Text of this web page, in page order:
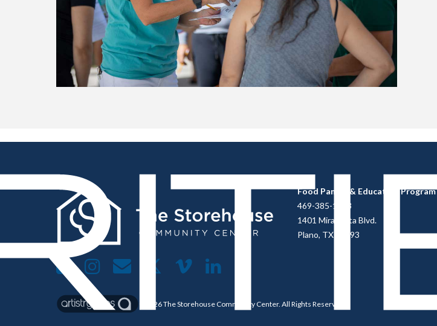
Food Pantry & Education Program
469-385-1813
1401 Mira Vista Blvd.
Plano, TX 75093
©2026The Storehouse Community Center. All Rights Reserved.